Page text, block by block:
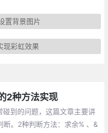
置背景图片
现彩虹效果
2种方法实现
到的问题，这篇文章主要讲
。2种判断方法：求余% 、&